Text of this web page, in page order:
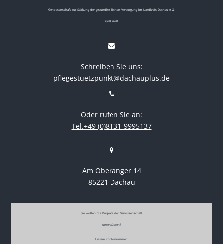
Genossenschaft zur Stärkung der gesundheitlichen Versorgung im Landkreis Dachau e.G.
GnR 2690
Schreiben Sie uns:
pflegestuetzpunkt@dachauplus.de
Oder rufen Sie an:
Tel.+49 (0)8131-9995137
Am Oberanger 14
85221 Dachau
Sie wollen die Projekte der Genossenschaft
unterstützen?
Unsere Kontonummer: